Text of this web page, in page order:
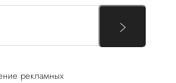
рекламных